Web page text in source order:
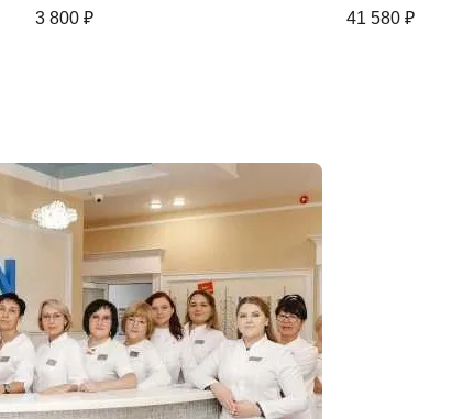
3 800 ₽ 41 580 ₽